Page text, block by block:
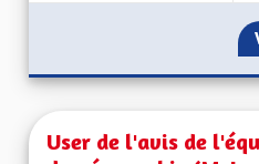
User de l'avis de